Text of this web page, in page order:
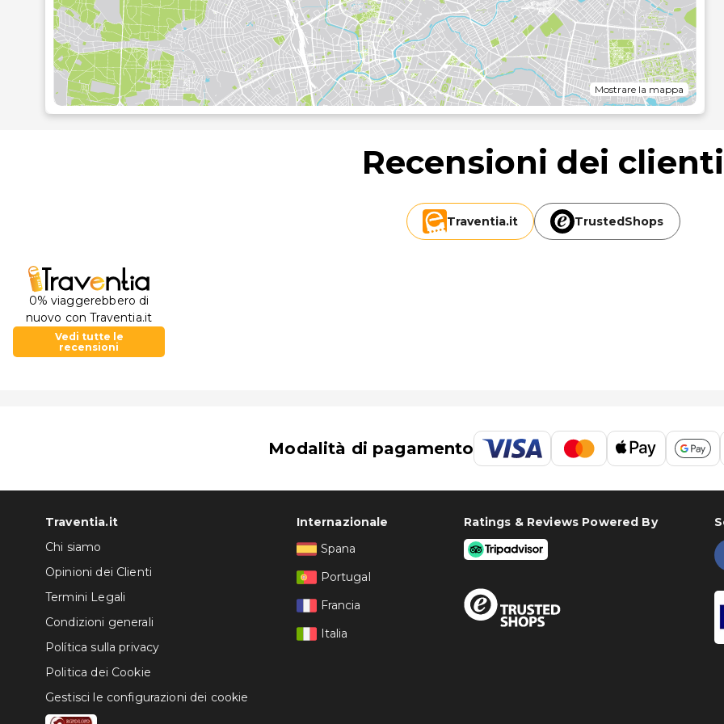
riscaldamento regolabile autonomamente, cassetta di sicurezza a pagamento e balcone. Nelle camere doppie
è possibile richiedere un letto aggiuntivo.La colazione viene servita a buffet. Sia a pranzo che a cena le pietanze
possono essere scelte à la carte. L'offerta culinaria prevede anche cucina dietetica e piatti speciali. È possibile
prenotare con trattamento di mezza pensione o pensione completa.
Mostrare la mappa
Recensioni dei clienti
Traventia.it TrustedShops
0% viaggerebbero di
nuovo con Traventia.it
Vedi tutte le
recensioni
Modalità di pagamento
Traventia.it
Chi siamo
Opinioni dei Clienti
Termini Legali
Condizioni generali
Política sulla privacy
Politica dei Cookie
Gestisci le configurazioni dei cookie
Internazionale
Spana
Portugal
Francia
Italia
Ratings & Reviews Powered By